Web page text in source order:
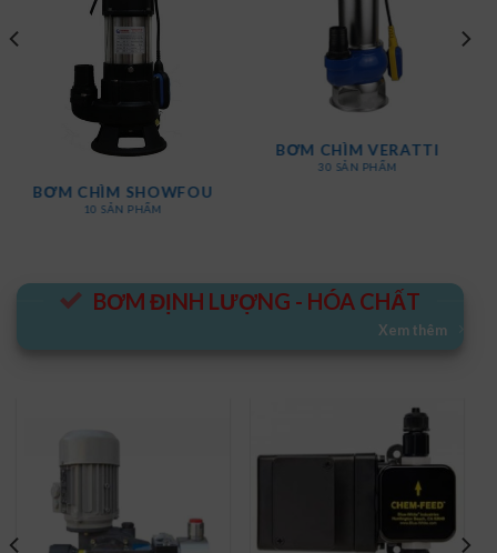
CHÌM VERATTI
BƠM CHÌM PERONI
BƠM ĐỊNH LƯỢNG - HÓA CHẤT
Xem thêm